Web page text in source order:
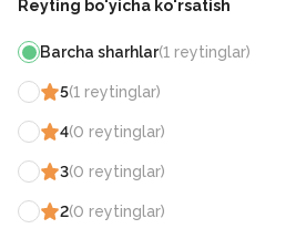
Reyting bo'yicha ko'rsatish
Barcha sharhlar(1 reytinglar)
5(1 reytinglar)
4(0 reytinglar)
3(0 reytinglar)
2(0 reytinglar)